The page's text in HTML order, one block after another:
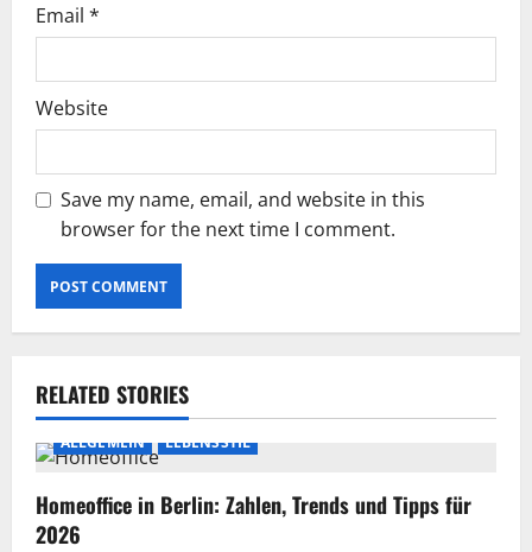
Email *
Website
Save my name, email, and website in this
browser for the next time I comment.
RELATED STORIES
ALLGEMEIN LEBENSSTIL
Homeoffice in Berlin: Zahlen, Trends und Tipps für
2026